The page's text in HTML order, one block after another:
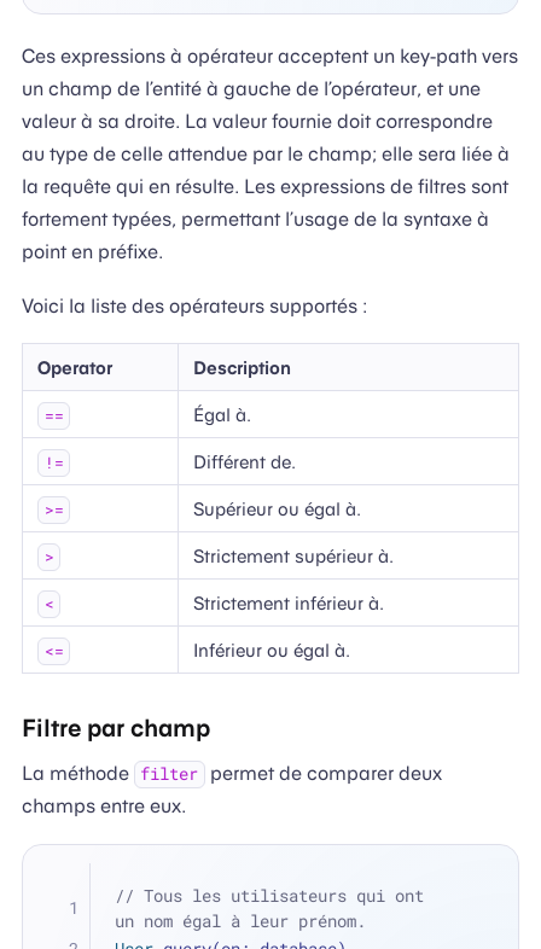
Ces expressions à opérateur acceptent un key-path vers
un champ de l’entité à gauche de l’opérateur, et une
valeur à sa droite. La valeur fournie doit correspondre
au type de celle attendue par le champ; elle sera liée à
la requête qui en résulte. Les expressions de filtres sont
fortement typées, permettant l’usage de la syntaxe à
point en préfixe.
Voici la liste des opérateurs supportés :
Operator Description
== Égal à.
!= Différent de.
>= Supérieur ou égal à.
> Strictement supérieur à.
< Strictement inférieur à.
<= Inférieur ou égal à.
Filtre par champ
La méthode filter
permet de comparer deux
champs entre eux.
// Tous les utilisateurs qui ont
un nom égal à leur prénom.